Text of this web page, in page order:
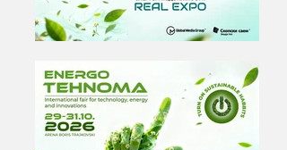
истиот период од 29ти до 31ви октомври
во Арена Борис Трајковски.
Програмата на ЕНЕРГО ТЕХНОМА
вклучува, технологија и технолошки
решенија, услуги и решенија од областа
на енергетиката, електро индустријата и
електрониката, метална индустрија и